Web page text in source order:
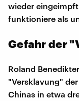
wieder
funktioniere als
Gefahr der
Roland
"Versklavung"
Chinas in etwa